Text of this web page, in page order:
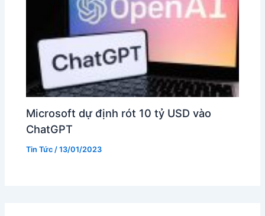
Microsoft dự định rót 10 tỷ USD vào
ChatGPT
Tin Tức /13/01/2023